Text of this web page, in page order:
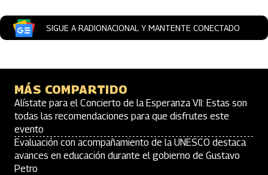
SIGUE A RADIONACIONAL Y MANTENTE CONECTADO
MÁS COMPARTIDO
Alístate para el Concierto de la Esperanza VII: Estas son
todas las recomendaciones para que disfrutes este
evento
Evaluación con acompañamiento de la UNESCO destaca
avances en educación durante el gobierno de Gustavo
Petro